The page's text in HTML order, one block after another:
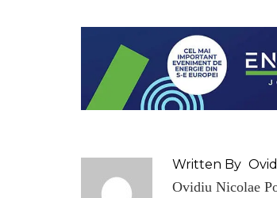
Written By
Ovidiu Nicolae